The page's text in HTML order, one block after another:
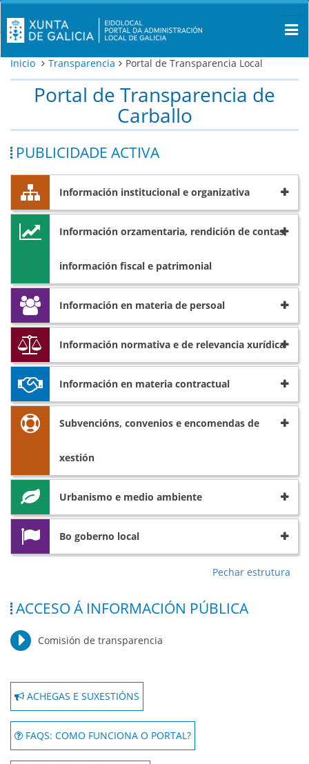
Inicio Transparencia Portal de Transparencia Local
Portal de Transparencia de
Carballo
PUBLICIDADE ACTIVA
Información institucional e organizativa
Información orzamentaria, rendición de contas,
información fiscal e patrimonial
Información en materia de persoal
Información normativa e de relevancia xurídica
Información en materia contractual
Subvencións, convenios e encomendas de
xestión
Urbanismo e medio ambiente
Bo goberno local
Pechar estrutura
ACCESO Á INFORMACIÓN PÚBLICA
Comisión de transparencia
ACHEGAS E SUXESTIÓNS
FAQS: COMO FUNCIONA O PORTAL?